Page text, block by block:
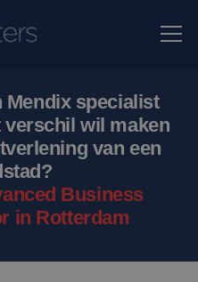
Mendix specialist
verschil wil maken
van een
Business
in Rotterdam